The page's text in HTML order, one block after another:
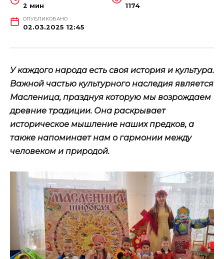
2 мин 1174
ОПУБЛИКОВАНО
02.03.2025 12:45
У каждого народа есть своя история и культура.
Важной частью культурного наследия является
Масленица, празднуя которую мы возрождаем
древние традиции. Она раскрывает
историческое мышление наших предков, а
также напоминает нам о гармонии между
человеком и природой.